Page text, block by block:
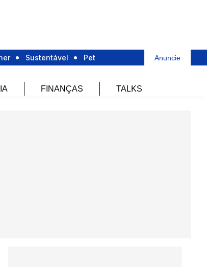
Sustentável Pet Anuncie
FINANÇAS TALKS